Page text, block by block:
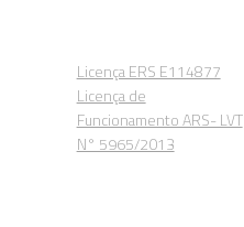
Licença ERS E114877
Licença de
Funcionamento ARS- LVT
N° 5965/2013